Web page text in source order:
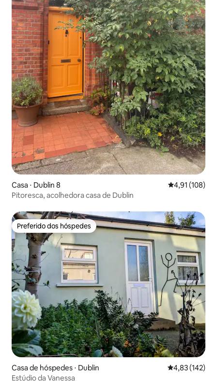
Casa ⋅ Dublin 8 4,91 de uma
4,91 (108)
Pitoresca, acolhedora casa de Dublin
Preferido dos hóspedes
Preferido dos hóspedes
Casa de hóspedes ⋅ Dublin 4,83 de uma
4,83 (142)
Estúdio da Vanessa